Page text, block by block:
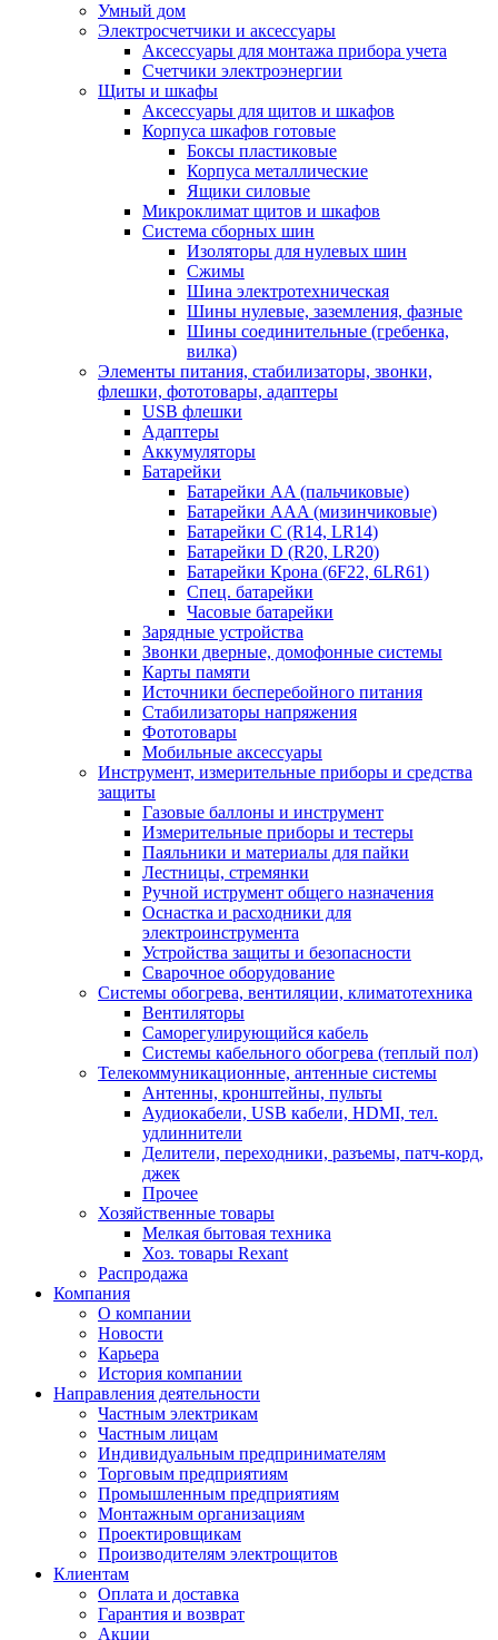
Умный дом
Электросчетчики и аксессуары
Аксессуары для монтажа прибора учета
Счетчики электроэнергии
Щиты и шкафы
Аксессуары для щитов и шкафов
Корпуса шкафов готовые
Боксы пластиковые
Корпуса металлические
Ящики силовые
Микроклимат щитов и шкафов
Система сборных шин
Изоляторы для нулевых шин
Сжимы
Шина электротехническая
Шины нулевые, заземления, фазные
Шины соединительные (гребенка,
вилка)
Элементы питания, стабилизаторы, звонки,
флешки, фототовары, адаптеры
USB флешки
Адаптеры
Аккумуляторы
Батарейки
Батарейки AA (пальчиковые)
Батарейки AAA (мизинчиковые)
Батарейки C (R14, LR14)
Батарейки D (R20, LR20)
Батарейки Крона (6F22, 6LR61)
Спец. батарейки
Часовые батарейки
Зарядные устройства
Звонки дверные, домофонные системы
Карты памяти
Источники бесперебойного питания
Стабилизаторы напряжения
Фототовары
Мобильные аксессуары
Инструмент, измерительные приборы и средства
защиты
Газовые баллоны и инструмент
Измерительные приборы и тестеры
Паяльники и материалы для пайки
Лестницы, стремянки
Ручной иструмент общего назначения
Оснастка и расходники для
электроинструмента
Устройства защиты и безопасности
Сварочное оборудование
Системы обогрева, вентиляции, климатотехника
Вентиляторы
Саморегулирующийся кабель
Системы кабельного обогрева (теплый пол)
Телекоммуникационные, антенные системы
Антенны, кронштейны, пульты
Аудиокабели, USB кабели, HDMI, тел.
удлиннители
Делители, переходники, разъемы, патч-корд,
джек
Прочее
Хозяйственные товары
Мелкая бытовая техника
Хоз. товары Rexant
Распродажа
Компания
О компании
Новости
Карьера
История компании
Направления деятельности
Частным электрикам
Частным лицам
Индивидуальным предпринимателям
Торговым предприятиям
Промышленным предприятиям
Монтажным организациям
Проектировщикам
Производителям электрощитов
Клиентам
Оплата и доставка
Гарантия и возврат
Акции